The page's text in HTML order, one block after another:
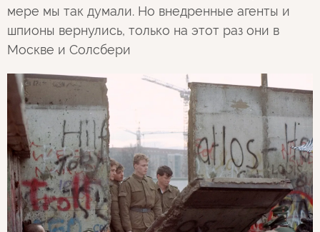
мере мы так думали. Но внедренные агенты и
шпионы вернулись, только на этот раз они в
Москве и Солсбери